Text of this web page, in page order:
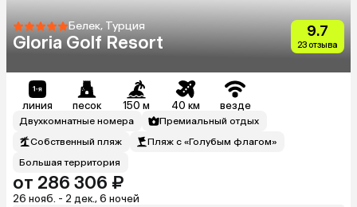
Белек, Турция
Gloria Golf Resort
9.7
23 отзыва
линия песок 150 м 40 км везде
Двухкомнатные номера
Премиальный отдых
Собственный пляж
Пляж с «Голубым флагом»
Большая территория
от 286 306 ₽
26 нояб. - 2 дек., 6 ночей